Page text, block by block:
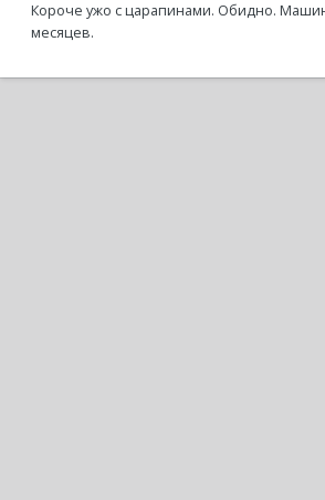
Короче ужо с царапинами. Обидно.
месяцев.